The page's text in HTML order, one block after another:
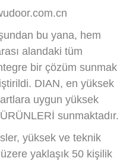
bu yana, hem
alandaki tüm
bir çözüm sunmak
DIAN, en yüksek
uygun yüksek
sunmaktadır.
yüksek ve teknik
yaklaşık 50 kişilik